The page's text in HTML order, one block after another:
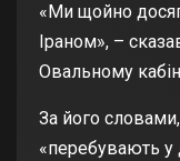
«Ми щойно
Іраном», –
Овальному
За його
«перебувають у